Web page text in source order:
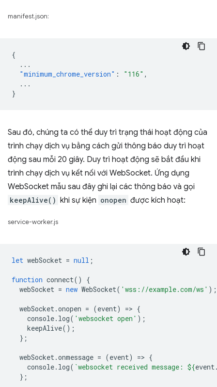
manifest.json:
{
...
"minimum_chrome_version" : "116" ,
...
}
Sau đó, chúng ta có thể duy trì trạng thái hoạt động của
trình chạy dịch vụ bằng cách gửi thông báo duy trì hoạt
động sau mỗi 20 giây. Duy trì hoạt động sẽ bắt đầu khi
trình chạy dịch vụ kết nối với WebSocket. Ứng dụng
WebSocket mẫu sau đây ghi lại các thông báo và gọi
keepAlive() khi sự kiện onopen được kích hoạt:
service-worker.js
let webSocket = null ;
function connect()
{
webSocket = new WebSocket( 'wss://example.com/ws' );
webSocket.onopen = (event) => {
console. log( 'websocket open' );
keepAlive();
};
webSocket.onmessage = (event) => {
console. log( `websocket received message: ${event
};